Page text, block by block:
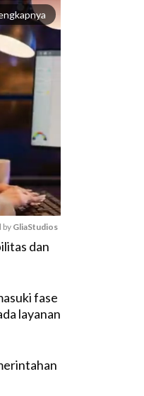
by GliaStudios
dan
fase
layanan